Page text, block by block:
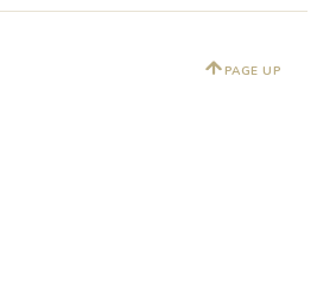
PAGE UP